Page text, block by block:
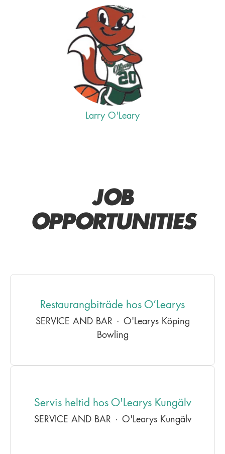
Larry O'Leary
JOB
OPPORTUNITIES
Restaurangbiträde hos O’Learys
SERVICE AND BAR · O'Learys Köping
Bowling
Servis heltid hos O'Learys Kungälv
SERVICE AND BAR · O'Learys Kungälv